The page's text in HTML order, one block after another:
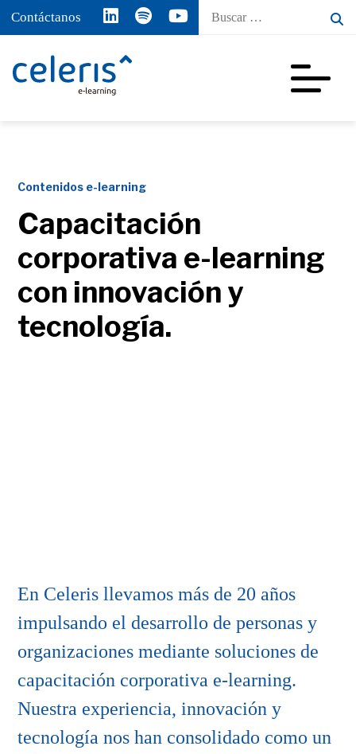
Contáctanos
Buscar
Contenidos e-learning
Capacitación
corporativa e-learning
con innovación y
tecnología.
En Celeris llevamos más de 20 años
impulsando el desarrollo de personas y
organizaciones mediante soluciones de
capacitación corporativa e-learning.
Nuestra experiencia, innovación y
tecnología nos han consolidado como un